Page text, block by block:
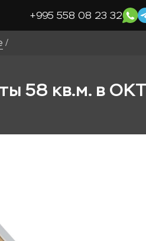
+995 558 08 23 32
/
58 кв.м. в